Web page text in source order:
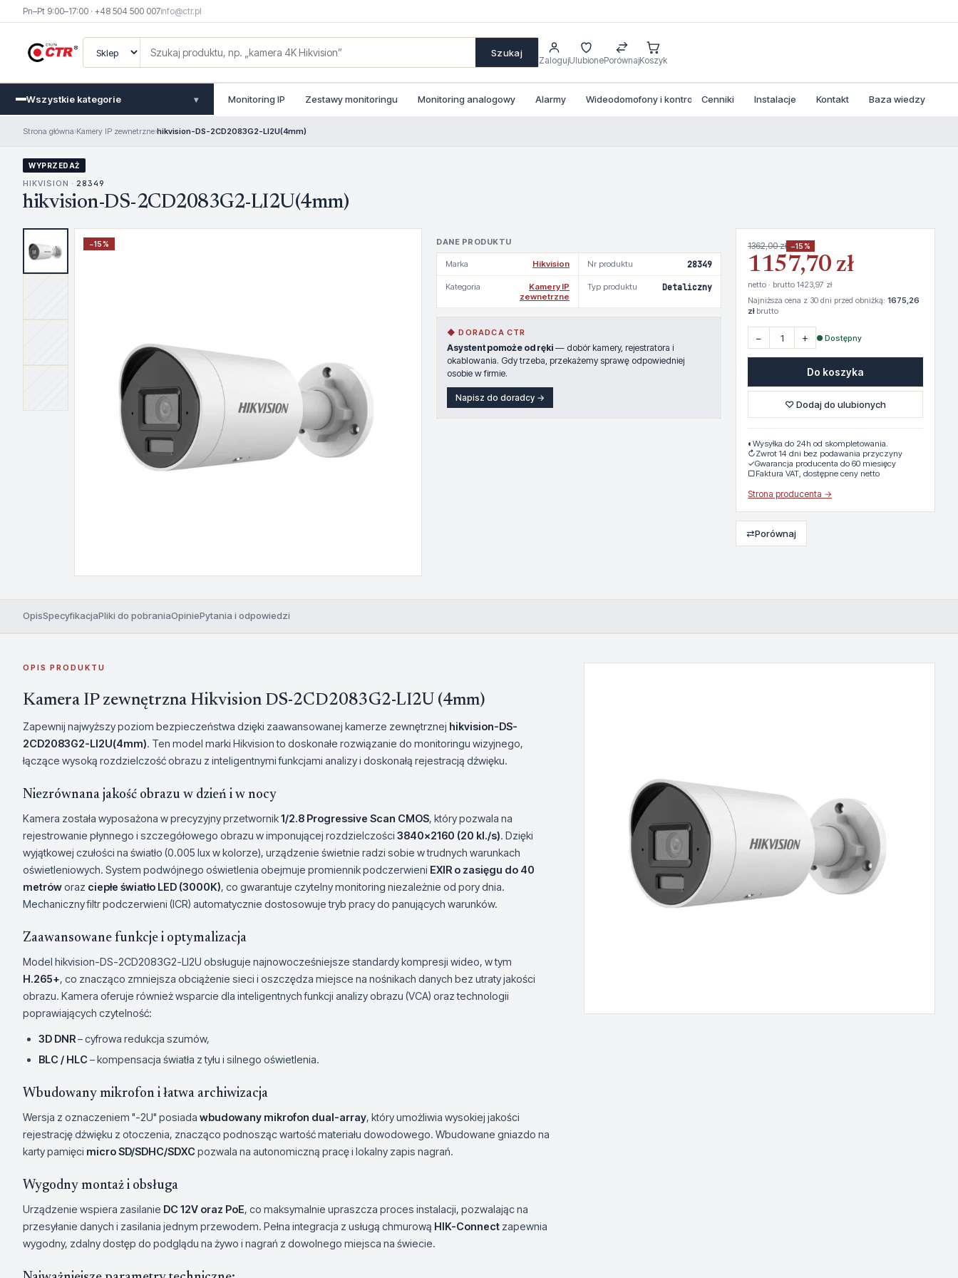
Pn–Pt 9:00–17:00 · +48 504 500 007info@ctr.pl
Szukaj
ZalogujUlubionePorównajKoszyk
Wszystkie kategorie ▾ Monitoring IP Zestawy monitoringu Monitoring analogowy Alarmy Wideodomofony i kontrola dostepu
Cenniki Instalacje Kontakt Baza wiedzy
Strona główna›Kamery IP zewnetrzne›hikvision-DS-2CD2083G2-LI2U(4mm)
WYPRZEDAŻ
HIKVISION · 28349
hikvision-DS-2CD2083G2-LI2U(4mm)
−15% DANE PRODUKTU
Marka Hikvision Nr produktu 28349
Kategoria
Kamery IP
zewnetrzne
Typ produktu Detaliczny
◆ DORADCA CTR
Asystent pomoże od ręki — dobór kamery, rejestratora i
okablowania. Gdy trzeba, przekażemy sprawę odpowiedniej
osobie w firmie.
Napisz do doradcy →
1362,00 zł −15%
1157,70 zł
netto · brutto 1423,97 zł
Najniższa cena z 30 dni przed obniżką: 1675,26
złbrutto
− + ● Dostępny
Do koszyka
♡ Dodaj do ulubionych
◐ Wysyłka do 24h od skompletowania.
↻Zwrot 14 dni bez podawania przyczyny
✓Gwarancja producenta do 60 miesięcy
▢Faktura VAT, dostępne ceny netto
Strona producenta →
⇄Porównaj
OpisSpecyfikacjaPliki do pobraniaOpiniePytania i odpowiedzi
OPIS PRODUKTU
Kamera IP zewnętrzna Hikvision DS-2CD2083G2-LI2U (4mm)
Zapewnij najwyższy poziom bezpieczeństwa dzięki zaawansowanej kamerze zewnętrznej hikvision-DS-
2CD2083G2-LI2U(4mm). Ten model marki Hikvision to doskonałe rozwiązanie do monitoringu wizyjnego,
łączące wysoką rozdzielczość obrazu z inteligentnymi funkcjami analizy i doskonałą rejestracją dźwięku.
Niezrównana jakość obrazu w dzień i w nocy
Kamera została wyposażona w precyzyjny przetwornik1/2.8 Progressive Scan CMOS, który pozwala na
rejestrowanie płynnego i szczegółowego obrazu w imponującej rozdzielczości 3840×2160 (20 kl./s). Dzięki
wyjątkowej czułości na światło (0.005 lux w kolorze), urządzenie świetnie radzi sobie w trudnych warunkach
oświetleniowych. System podwójnego oświetlenia obejmuje promiennik podczerwieni EXIR o zasięgu do 40
metróworaz ciepłe światło LED (3000K), co gwarantuje czytelny monitoring niezależnie od pory dnia.
Mechaniczny filtr podczerwieni (ICR) automatycznie dostosowuje tryb pracy do panujących warunków.
Zaawansowane funkcje i optymalizacja
Model hikvision-DS-2CD2083G2-LI2U obsługuje najnowocześniejsze standardy kompresji wideo, w tym
H.265+, co znacząco zmniejsza obciążenie sieci i oszczędza miejsce na nośnikach danych bez utraty jakości
obrazu. Kamera oferuje również wsparcie dla inteligentnych funkcji analizy obrazu (VCA) oraz technologii
poprawiających czytelność:
3D DNR– cyfrowa redukcja szumów,
BLC / HLC– kompensacja światła z tyłu i silnego oświetlenia.
Wbudowany mikrofon i łatwa archiwizacja
Wersja z oznaczeniem "-2U" posiada wbudowany mikrofon dual-array, który umożliwia wysokiej jakości
rejestrację dźwięku z otoczenia, znacząco podnosząc wartość materiału dowodowego. Wbudowane gniazdo na
karty pamięci micro SD/SDHC/SDXCpozwala na autonomiczną pracę i lokalny zapis nagrań.
Wygodny montaż i obsługa
Urządzenie wspiera zasilanie DC 12V oraz PoE, co maksymalnie upraszcza proces instalacji, pozwalając na
przesyłanie danych i zasilania jednym przewodem. Pełna integracja z usługą chmurową HIK-Connect zapewnia
wygodny, zdalny dostęp do podglądu na żywo i nagrań z dowolnego miejsca na świecie.